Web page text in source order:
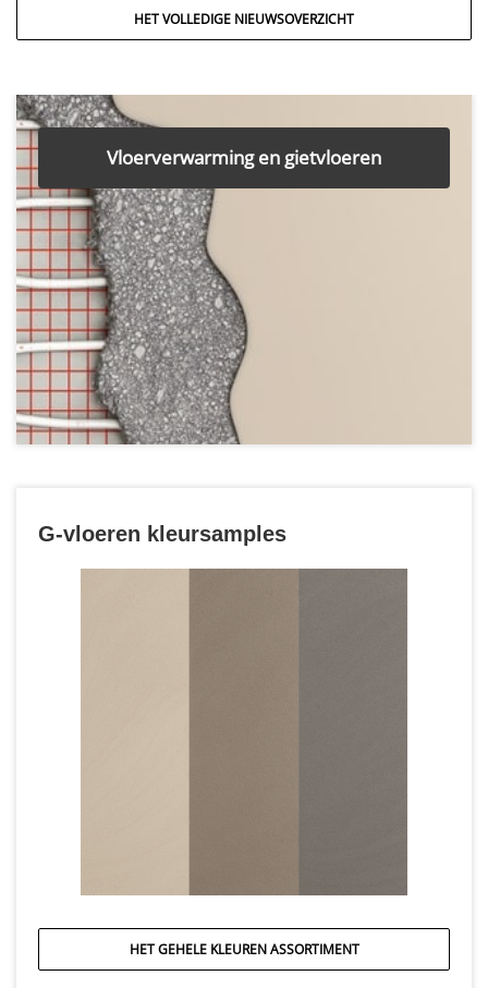
HET VOLLEDIGE NIEUWSOVERZICHT
Vloerverwarming en gietvloeren
G-vloeren kleursamples
HET GEHELE KLEUREN ASSORTIMENT